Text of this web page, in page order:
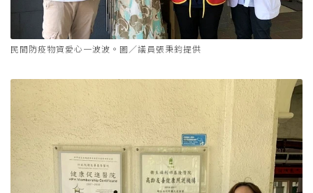
民間防疫物資愛心一波波。圖／議員張秉鈞提供